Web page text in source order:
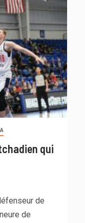
qui
de
de